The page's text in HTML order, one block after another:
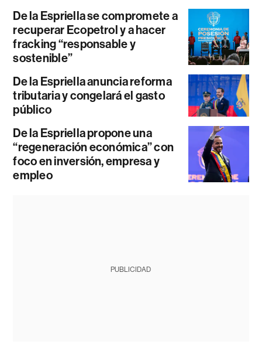
De la Espriella se compromete a
recuperar Ecopetrol y a hacer
fracking “responsable y
sostenible”
De la Espriella anuncia reforma
tributaria y congelará el gasto
público
De la Espriella propone una
“regeneración económica” con
foco en inversión, empresa y
empleo
PUBLICIDAD